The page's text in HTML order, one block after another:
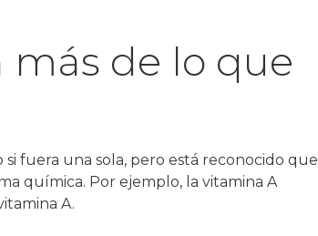
más de lo que
si fuera una sola, pero está reconocido que
química. Por ejemplo, la vitamina A
A.